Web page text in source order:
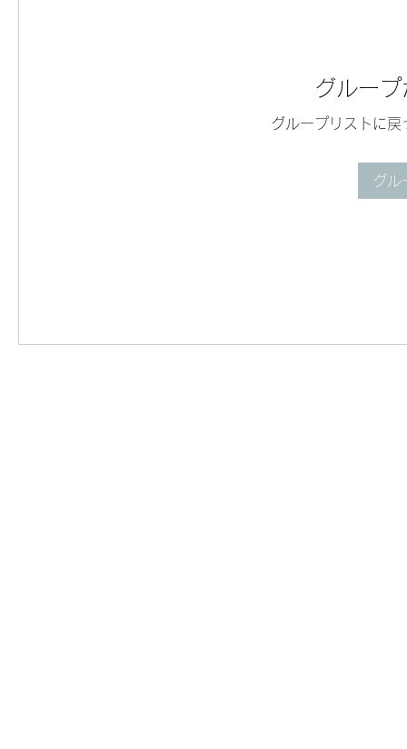
グルー
グループリストに
グル